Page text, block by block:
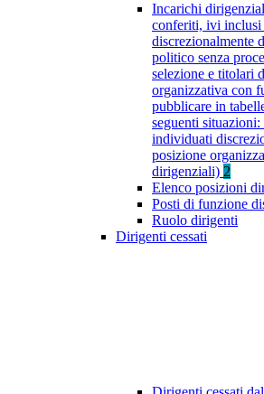
Incarichi
conferiti, ivi
discrezionalmente
politico senza
selezione e titolari
organizzativa con
pubblicare in
seguenti
individuati
posizione
dirigenziali) 2
Elenco posizioni
Posti di funzione
Ruolo dirigenti
Dirigenti cessati